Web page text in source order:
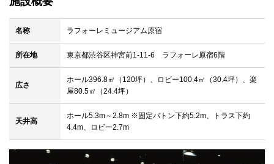
名称 ラフォーレミュージアム原宿
所在地 東京都渋谷区神宮前1-11-6 ラフォーレ原宿6階
広さ
ホール396.8㎡（120坪）、ロビー100.4㎡（30.4坪）、楽
屋80.5㎡（24.4坪）
天井高
ホール5.3m～2.8m ※固定バトン下約5.2m、トラス下約
4.4m、ロビー2.7m